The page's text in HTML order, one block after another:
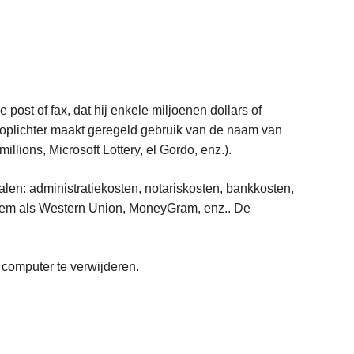
post of fax, dat hij enkele miljoenen dollars of
maakt geregeld gebruik van de naam van
Microsoft Lottery, el Gordo, enz.).
administratiekosten, notariskosten, bankkosten,
als Western Union, MoneyGram, enz.. De
te verwijderen.